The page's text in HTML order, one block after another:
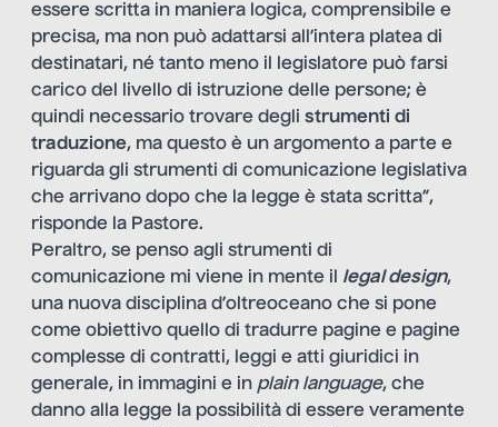
essere scritta in maniera logica, comprensibile e
precisa, ma non può adattarsi all’intera platea di
destinatari, né tanto meno il legislatore può farsi
carico del livello di istruzione delle persone; è
quindi necessario trovare degli strumenti di
traduzione, ma questo è un argomento a parte e
riguarda gli strumenti di comunicazione legislativa
che arrivano dopo che la legge è stata scritta”,
risponde la Pastore.
Peraltro, se penso agli strumenti di
comunicazione mi viene in mente il legal design,
una nuova disciplina d’oltreoceano che si pone
come obiettivo quello di tradurre pagine e pagine
complesse di contratti, leggi e atti giuridici in
generale, in immagini e in plain language, che
danno alla legge la possibilità di essere veramente